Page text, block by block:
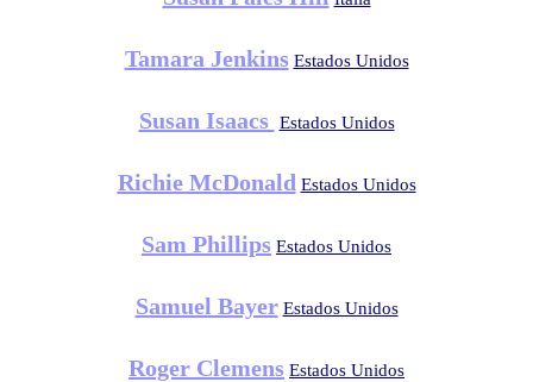
Tamara Jenkins Estados Unidos
Susan Isaacs Estados Unidos
Richie McDonald Estados Unidos
Sam Phillips Estados Unidos
Samuel Bayer Estados Unidos
Roger Clemens Estados Unidos